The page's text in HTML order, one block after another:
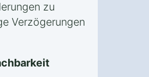
zu
Verzögerungen